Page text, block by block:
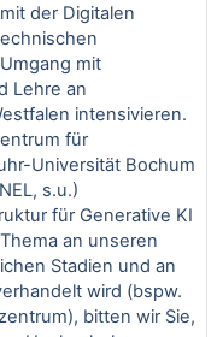
der Digitalen
mit
Lehre an
intensivieren.
für
Universität Bochum
, s.u.)
für Generative KI
an unseren
Stadien und an
wird (bspw.
bitten wir Sie,